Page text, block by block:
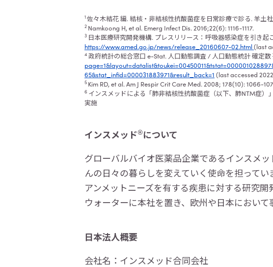
1佐々木結花 編. 結核・非結核性抗酸菌症を日常診療で診る.羊土社
2 Namkoong H, et al. Emerg Infect Dis. 2016;22(6): 1116-1117.
3 日本医療研究開発機構. プレスリリース：呼吸器感染症を引き
https://www.amed.go.jp/news/release_20160607-02.html(last
4 政府統計の総合窓口 e-Stat. 人口動態調査/ 人口動態統計 確定数
65&stat_infid=000031883971&result_back=1 (last accessed
5 Kim RD, et al. Am J Respir Crit Care Med. 2008; 178(10): 1066-
6 インスメッドによる「肺非結核性抗酸菌症（以下、肺NTM症）
実施
インスメッド®について
グローバルバイオ医薬品企業であるインスメ
んの日々の暮らしを変えていく使命を担って
アンメットニーズを有する疾患に対する研究
ウォーターに本社を置き、欧州や日本において
日本法人概要
会社名：インスメッド合同会社